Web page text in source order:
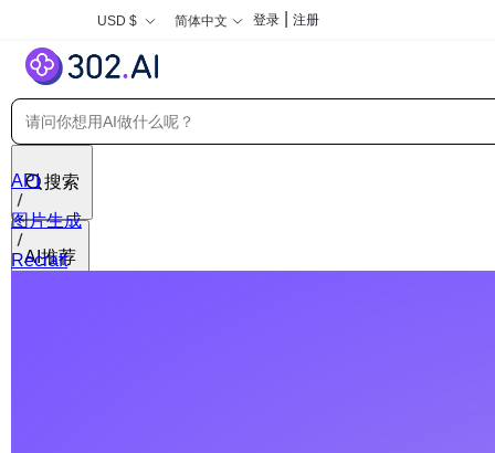
USD $ 简体中文 登录 注册
搜索
AI推荐
API
图片生成
Recraft